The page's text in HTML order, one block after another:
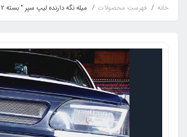
خانه فهرست محصولات میله نگه دارنده لیپ سپر " بسته 2 عددی "